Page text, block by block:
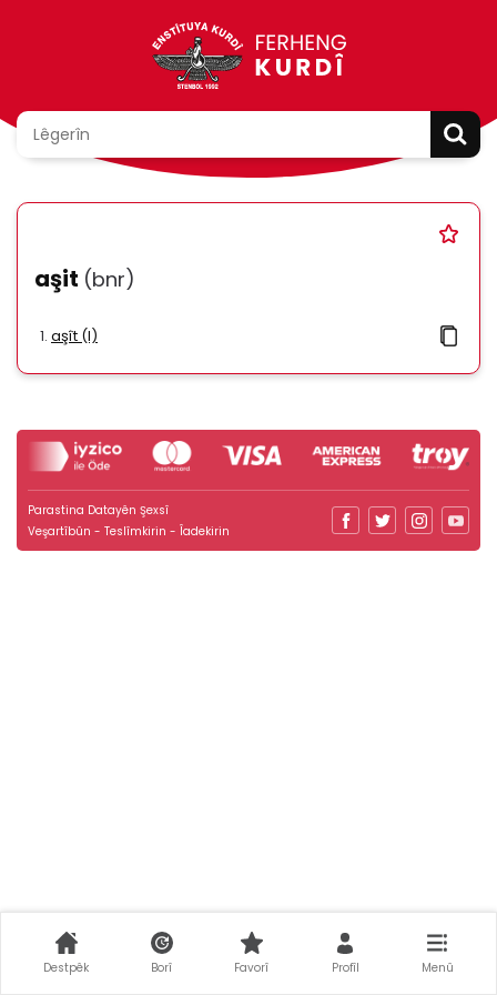
aşit (bnr)
aşît (I)
Parastina Datayên Şexsî
Veşartîbûn - Teslîmkirin - Îadekirin
Destpêk Borî Favorî Profîl Menû